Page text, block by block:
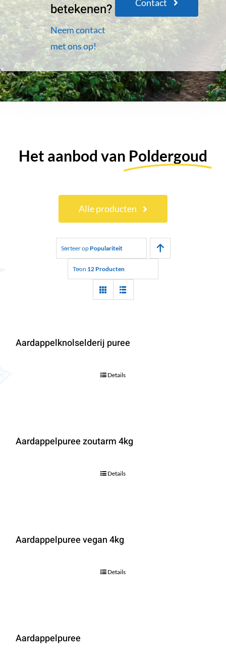
betekenen?
Neem contact
met ons op!
Contact
Het aanbod van Poldergoud
Alle producten
Sorteer op Populariteit
Toon 12 Producten
Aardappelknolselderij puree
Details
Aardappelpuree zoutarm 4kg
Details
Aardappelpuree vegan 4kg
Details
Aardappelpuree